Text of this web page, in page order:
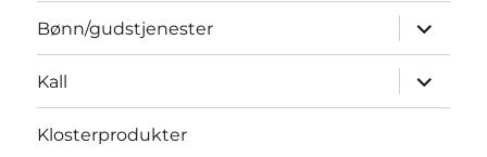
Bønn/gudstjenester
Utvid
Kall
Utvid
Klosterprodukter